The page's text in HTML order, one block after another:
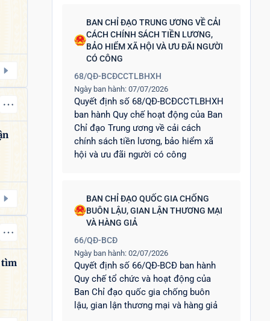
tìm
BAN CHỈ ĐẠO TRUNG ƯƠNG VỀ CẢI
CÁCH CHÍNH SÁCH TIỀN LƯƠNG,
BẢO HIỂM XÃ HỘI VÀ ƯU ĐÃI NGƯỜI
CÓ CÔNG
68/QĐ-BCĐCCTLBHXH
Ngày ban hành: 07/07/2026
Quyết định số 68/QĐ-BCĐCCTLBHXH
ban hành Quy chế hoạt động của Ban
Chỉ đạo Trung ương về cải cách
chính sách tiền lương, bảo hiểm xã
hội và ưu đãi người có công
BAN CHỈ ĐẠO QUỐC GIA CHỐNG
BUÔN LẬU, GIAN LẬN THƯƠNG MẠI
VÀ HÀNG GIẢ
66/QĐ-BCĐ
Ngày ban hành: 02/07/2026
Quyết định số 66/QĐ-BCĐ ban hành
Quy chế tổ chức và hoạt động của
Ban Chỉ đạo quốc gia chống buôn
lậu, gian lận thương mại và hàng giả